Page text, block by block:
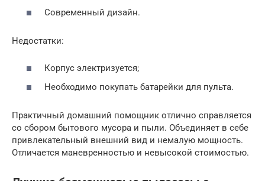
Современный дизайн.
Недостатки:
Корпус электризуется;
Необходимо покупать батарейки для пульта.
Практичный домашний помощник отлично справляется
со сбором бытового мусора и пыли. Объединяет в себе
привлекательный внешний вид и немалую мощность.
Отличается маневренностью и невысокой стоимостью.